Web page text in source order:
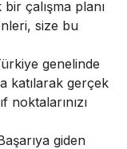
çalışma planı
size bu
genelinde
katılarak gerçek
noktalarınızı
giden